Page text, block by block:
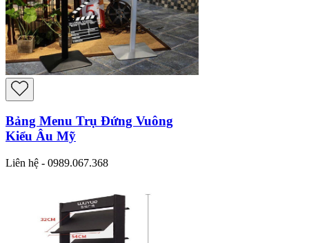
Bảng Menu Trụ Đứng Vuông
Kiểu Âu Mỹ
Liên hệ - 0989.067.368